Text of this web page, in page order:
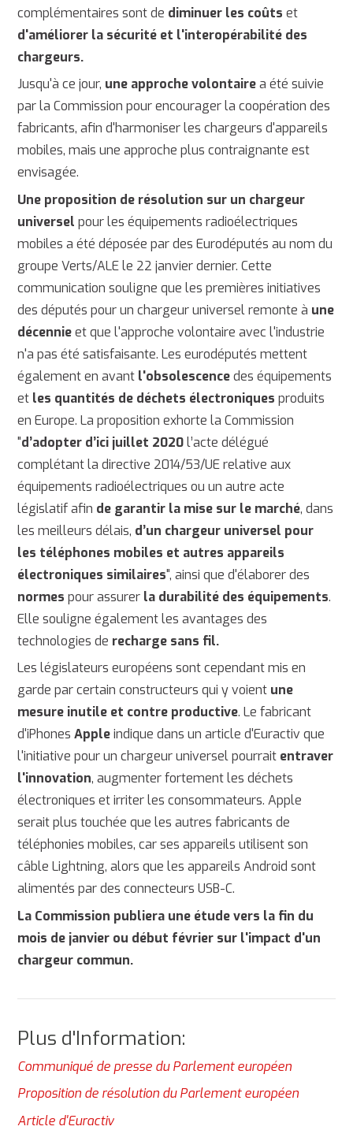
complémentaires sont de diminuer les coûts et
d'améliorer la sécurité et l'interopérabilité des
chargeurs.
Jusqu'à ce jour, une approche volontairea été suivie
par la Commission pour encourager la coopération des
fabricants, afin d'harmoniser les chargeurs d'appareils
mobiles, mais une approche plus contraignante est
envisagée.
Une proposition de résolution sur un chargeur
universel pour les équipements radioélectriques
mobiles a été déposée par des Eurodéputés au nom du
groupe Verts/ALE le 22 janvier dernier. Cette
communication souligne que les premières initiatives
des députés pour un chargeur universel remonte à une
décennieet que l'approche volontaire avec l'industrie
n'a pas été satisfaisante. Les eurodéputés mettent
également en avant l'obsolescencedes équipements
et les quantités de déchets électroniques produits
en Europe. La proposition exhorte la Commission
"d’adopter d’ici juillet 2020l’acte délégué
complétant la directive 2014/53/UE relative aux
équipements radioélectriques ou un autre acte
législatif afin de garantir la mise sur le marché, dans
les meilleurs délais, d’un chargeur universel pour
les téléphones mobiles et autres appareils
électroniques similaires", ainsi que d'élaborer des
normes pour assurer la durabilité des équipements.
Elle souligne également les avantages des
technologies de recharge sans fil.
Les législateurs européens sont cependant mis en
garde par certain constructeurs qui y voient une
mesure inutile et contre productive. Le fabricant
d'iPhonesAppleindique dans un article d'Euractiv que
l'initiative pour un chargeur universel pourrait entraver
l'innovation, augmenter fortement les déchets
électroniques et irriter les consommateurs. Apple
serait plus touchée que les autres fabricants de
téléphonies mobiles, car ses appareils utilisent son
câble Lightning, alors que les appareils Android sont
alimentés par des connecteurs USB-C.
La Commission publiera une étude vers la fin du
mois de janvier ou début février sur l'impact d'un
chargeur commun.
Plus d'Information:
Communiqué de presse du Parlement européen
Proposition de résolution du Parlement européen
Article d'Euractiv